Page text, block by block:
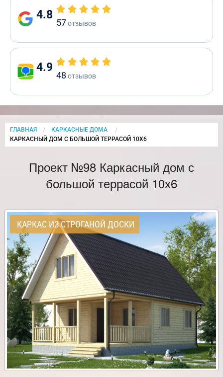
4.8
57отзывов
4.9
48 отзывов
ГЛАВНАЯ
КАРКАСНЫЕ ДОМА
CURRENT:
КАРКАСНЫЙ ДОМ С БОЛЬШОЙ ТЕРРАСОЙ 10Х6
Проект №98 Каркасный дом с
большой террасой 10х6
КАРКАС ИЗ СТРОГАНОЙ ДОСКИ